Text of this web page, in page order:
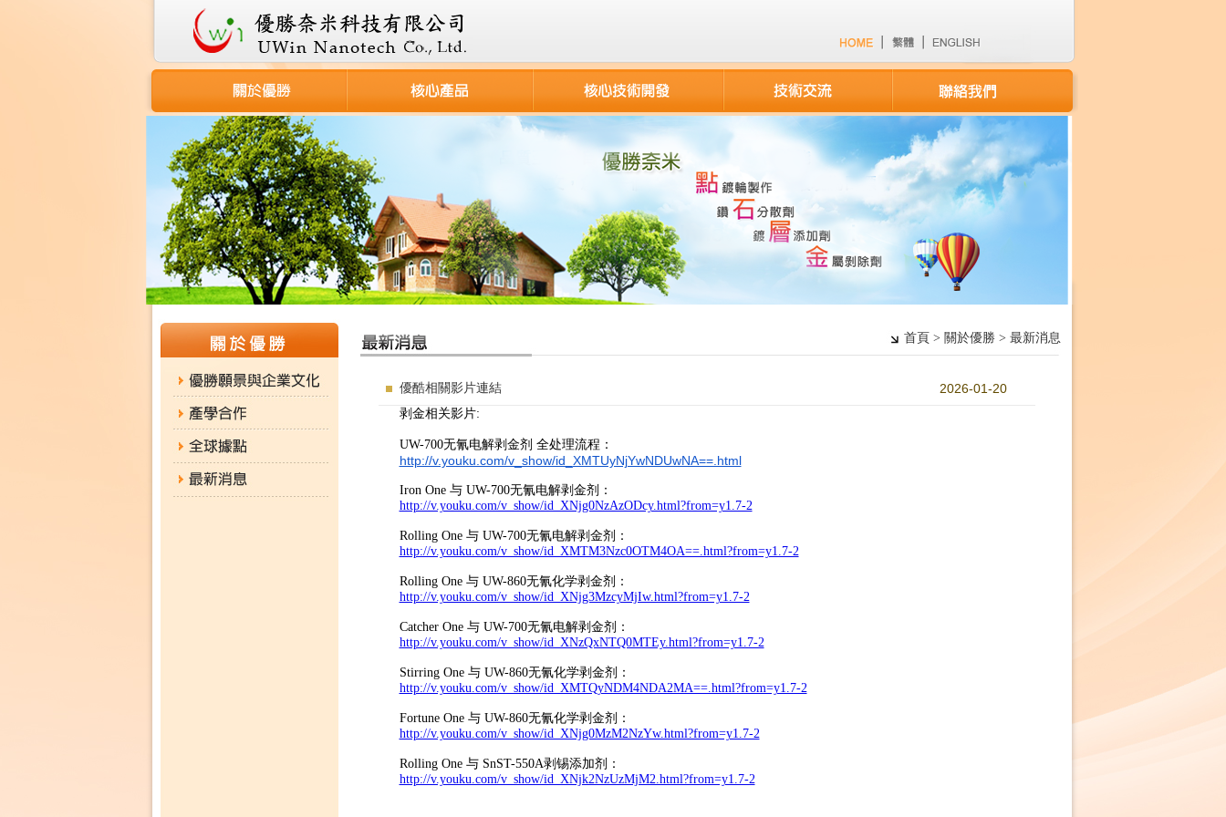
首頁 > 關於優勝 > 最新消息
優酷相關影片連結 2026-01-20
剥金相关影片:
UW-700无氰电解剥金剂 全处理流程 ：
http://v.youku.com/v_show/id_ XMTUyNjYwNDUwNA==.html
Iron One 与 UW-700无氰电解剥金剂：
http://v.youku.com/v_show/id_XNjg0NzAzODcy.html?from=y1.7-2
Rolling One 与 UW-700无氰电解剥金剂：
http://v.youku.com/v_show/id_XMTM3Nzc0OTM4OA==.html?from=y1.7-2
Rolling One 与 UW-860无氰化学剥金剂：
http://v.youku.com/v_show/id_XNjg3MzcyMjIw.html?from=y1.7-2
Catcher One 与 UW-700无氰电解剥金剂：
http://v.youku.com/v_show/id_XNzQxNTQ0MTEy.html?from=y1.7-2
Stirring One 与 UW-860无氰化学剥金剂：
http://v.youku.com/v_show/id_XMTQyNDM4NDA2MA==.html?from=y1.7-2
Fortune One 与 UW-860无氰化学剥金剂：
http://v.youku.com/v_show/id_XNjg0MzM2NzYw.html?from=y1.7-2
Rolling One 与 SnST-550A剥锡添加剂：
http://v.youku.com/v_show/id_XNjk2NzUzMjM2.html?from=y1.7-2